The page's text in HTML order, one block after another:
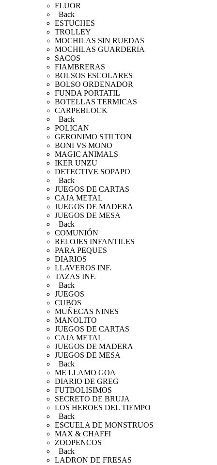
FLUOR
Back
ESTUCHES
TROLLEY
MOCHILAS SIN RUEDAS
MOCHILAS GUARDERIA
SACOS
FIAMBRERAS
BOLSOS ESCOLARES
BOLSO ORDENADOR
FUNDA PORTATIL
BOTELLAS TERMICAS
CARPEBLOCK
Back
POLICAN
GERONIMO STILTON
BONI VS MONO
MAGIC ANIMALS
IKER UNZU
DETECTIVE SOPAPO
Back
JUEGOS DE CARTAS
CAJA METAL
JUEGOS DE MADERA
JUEGOS DE MESA
Back
COMUNIÓN
RELOJES INFANTILES
PARA PEQUES
DIARIOS
LLAVEROS INF.
TAZAS INF.
Back
JUEGOS
CUBOS
MUÑECAS NINES
MANOLITO
JUEGOS DE CARTAS
CAJA METAL
JUEGOS DE MADERA
JUEGOS DE MESA
Back
ME LLAMO GOA
DIARIO DE GREG
FUTBOLISIMOS
SECRETO DE BRUJA
LOS HEROES DEL TIEMPO
Back
ESCUELA DE MONSTRUOS
MAX & CHAFFI
ZOOPENCOS
Back
LADRON DE FRESAS